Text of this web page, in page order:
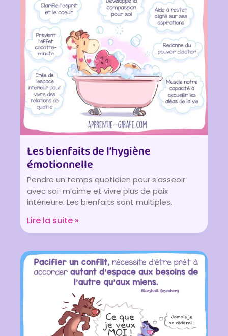
Les bienfaits de l’hygiène
émotionnelle
Pendre un temps quotidien pour s’asseoir
avec soi-m’aime et vivre plus de paix
intérieure. Les bienfaits sont multiples.
Lire la suite »